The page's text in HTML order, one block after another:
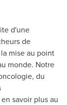
d'une
de
mise au point
monde. Notre
du
savoir plus au